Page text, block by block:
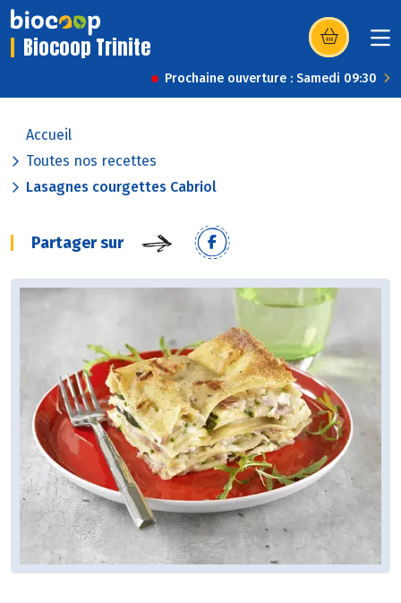
Biocoop Trinite (s’ouvre dans
Prochaine ouverture : Samedi 09:30
Accueil
Toutes nos recettes
Lasagnes courgettes Cabriol
Partager sur